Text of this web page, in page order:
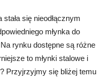
się nieodłącznym
młynka do
rynku dostępne są różne
to młynki stalowe i
Przyjrzyjmy się bliżej temu